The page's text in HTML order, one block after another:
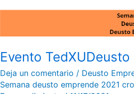
Evento
Deja un comentario / Deusto
Semana deusto emprende 2021